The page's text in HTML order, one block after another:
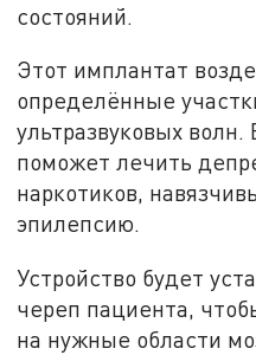
состояний.
Этот имплантат
определённые
ультразвуковых
поможет лечить
наркотиков,
эпилепсию.
Устройство будет
череп пациента,
на нужные области